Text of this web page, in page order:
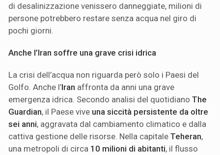
di desalinizzazione venissero danneggiate, milioni di
persone potrebbero restare senza acqua nel giro di
pochi giorni.
Anche l’Iran soffre una grave crisi idrica
La crisi dell’acqua non riguarda però solo i Paesi del
Golfo. Anche l’Iran affronta da anni una grave
emergenza idrica. Secondo analisi del quotidiano The
Guardian, il Paese vive una siccità persistente da oltre
sei anni, aggravata dal cambiamento climatico e dalla
cattiva gestione delle risorse. Nella capitale Teheran,
una metropoli di circa 10 milioni di abitanti, il flusso